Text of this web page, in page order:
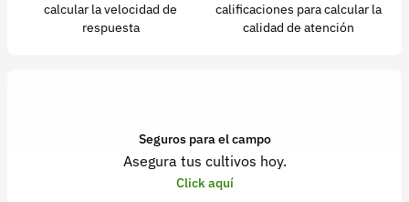
calcular la velocidad de
respuesta
calificaciones para calcular la
calidad de atención
Seguros para el campo
Asegura tus cultivos hoy.
Click aquí